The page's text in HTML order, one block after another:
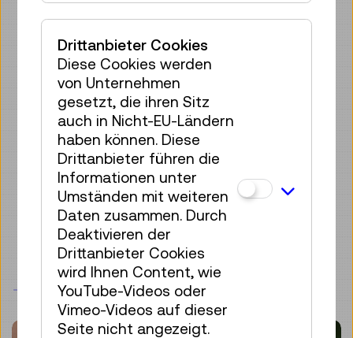
STORYS ZUM THEMA
Drittanbieter Cookies
Diese Cookies werden
von Unternehmen
gesetzt, die ihren Sitz
auch in Nicht-EU-Ländern
haben können. Diese
Drittanbieter führen die
Informationen unter
Umständen mit weiteren
Daten zusammen. Durch
Deaktivieren der
Drittanbieter Cookies
wird Ihnen Content, wie
YouTube-Videos oder
Vimeo-Videos auf dieser
Seite nicht angezeigt.